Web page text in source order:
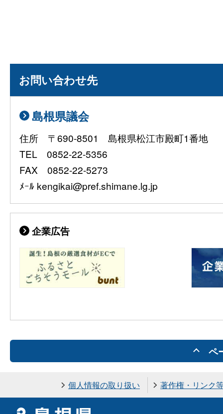
お問い合わせ先
島根県議会
住所 〒690-8501 島根県松江市殿町1番地
TEL 0852-22-5356
FAX 0852-22-5273
ﾒｰﾙ kengikai@pref.shimane.lg.jp
企業広告
ペ
個人情報の取り扱い 著作権・リンク